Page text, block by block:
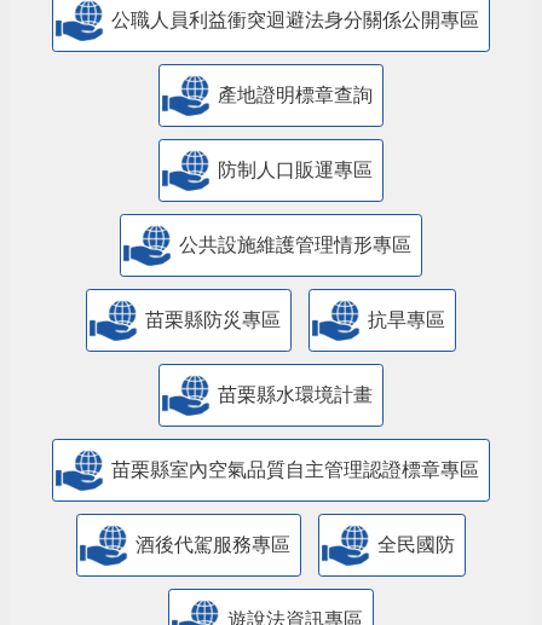
公職人員利益衝突迴避法身分關係公開專區
產地證明標章查詢
防制人口販運專區
​公共設施維護管理情形專區
苗栗縣防災專區 抗旱專區
苗栗縣水環境計畫
苗栗縣室內空氣品質自主管理認證標章專區
酒後代駕服務專區 全民國防
遊說法資訊專區